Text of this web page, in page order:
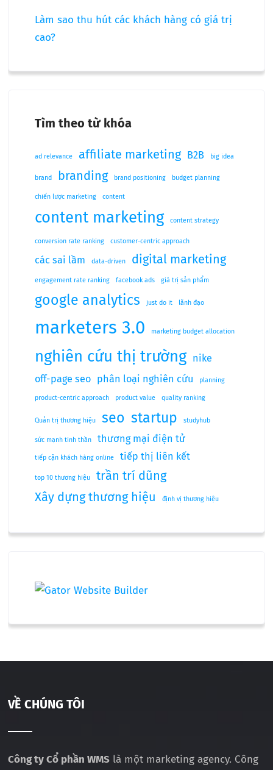
Làm sao thu hút các khách hàng có giá trị
cao?
Tìm theo từ khóa
ad relevance affiliate marketing B2B big idea
brand branding brand positioning budget planning
chiến lược marketing content
content marketing content strategy
conversion rate ranking customer-centric approach
các sai lầm data-driven digital marketing
engagement rate ranking facebook ads giá trị sản phẩm
google analytics just do it lãnh đạo
marketers 3.0 marketing budget allocation
nghiên cứu thị trường
nike
off-page seo
phân loại nghiên cứu planning
product-centric approach product value quality ranking
Quản trị thương hiệu seo startup studyhub
sức mạnh tinh thần thương mại điện tử
tiếp cận khách hàng online tiếp thị liên kết
top 10 thương hiệu
trần trí dũng
Xây dựng thương hiệu
định vị thương hiệu
VỀ CHÚNG TÔI
Công ty Cổ phần WMS là một marketing agency. Công